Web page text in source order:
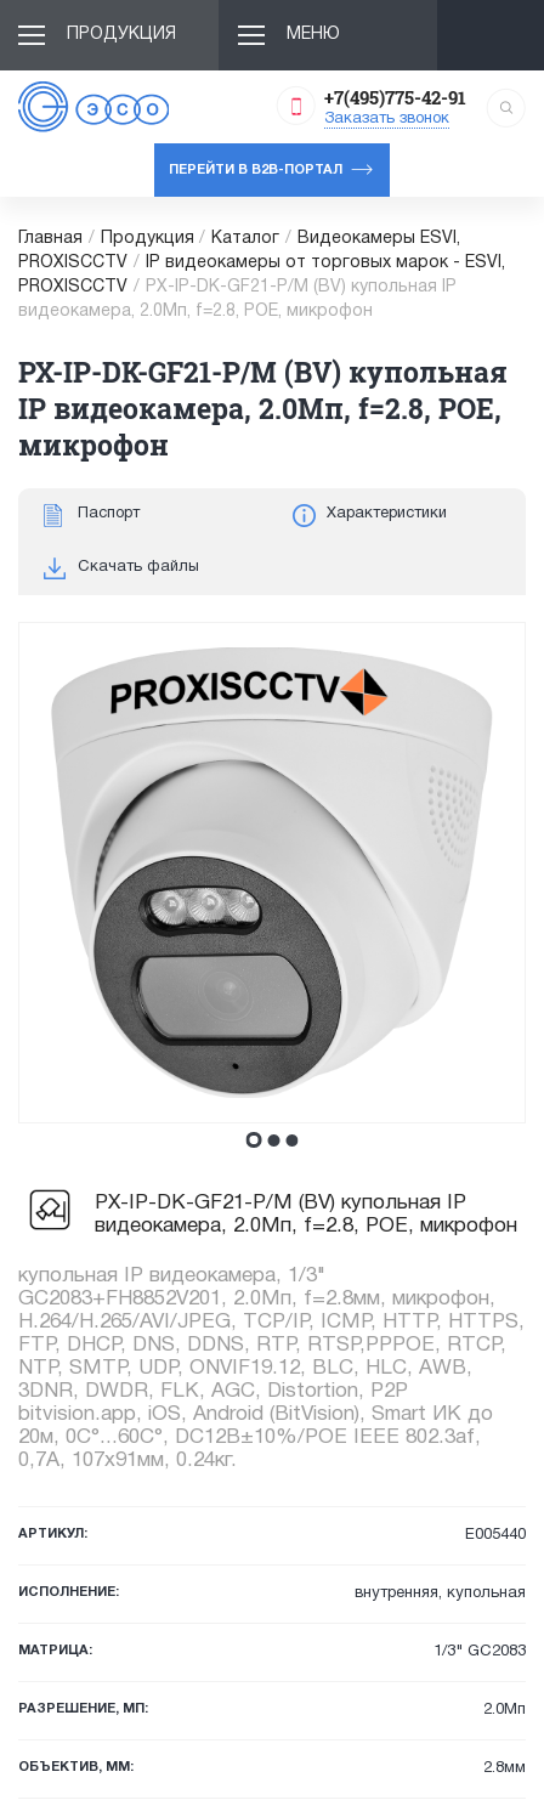
ПРОДУКЦИЯ МЕНЮ
+7(495)775-42-91
Заказать звонок
ПЕРЕЙТИ В B2B-ПОРТАЛ
Главная / Продукция / Каталог /
Видеокамеры ESVI,
PROXISCCTV /
IP видеокамеры от торговых марок - ESVI,
PROXISCCTV /
PX-IP-DK-GF21-P/M (BV) купольная IP
видеокамера, 2.0Мп, f=2.8, POE, микрофон
PX-IP-DK-GF21-P/M (BV) купольная
IP видеокамера, 2.0Мп, f=2.8, POE,
микрофон
Паспорт Характеристики
Скачать файлы
PX-IP-DK-GF21-P/M (BV) купольная IP
видеокамера, 2.0Мп, f=2.8, POE, микрофон
купольная IP видеокамера, 1/3"
GC2083+FH8852V201, 2.0Мп, f=2.8мм, микрофон,
H.264/H.265/AVI/JPEG, TCP/IP, ICMP, HTTP, HTTPS,
FTP, DHCP, DNS, DDNS, RTP, RTSP,PPPOE, RTCP,
NTP, SMTP, UDP, ONVIF19.12, BLC, HLC, AWB,
3DNR, DWDR, FLK, AGC, Distortion, P2P
bitvision.app, iOS, Android (BitVision), Smart ИК до
20м, 0C°...60C°, DC12В±10%/POE IEEE 802.3af,
0,7А, 107x91мм, 0.24кг.
АРТИКУЛ: E005440
ИСПОЛНЕНИЕ: внутренняя, купольная
МАТРИЦА: 1/3" GC2083
РАЗРЕШЕНИЕ, МП: 2.0Мп
ОБЪЕКТИВ, ММ: 2.8мм